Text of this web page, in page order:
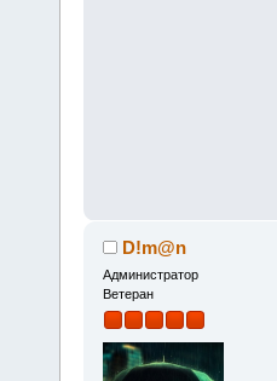
D!m@n
Администратор
Ветеран